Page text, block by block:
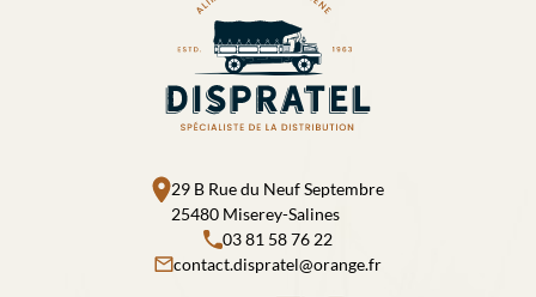
29 B Rue du Neuf Septembre
25480 Miserey-Salines
03 81 58 76 22
contact.dispratel@orange.fr